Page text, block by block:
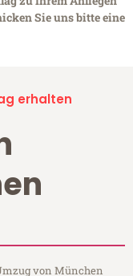
Sie uns bitte eine
erhalten
von München